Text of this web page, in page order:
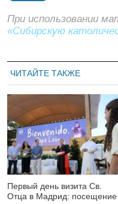
При использовании
«Сибирскую
ЧИТАЙТЕ ТАКЖЕ
Первый день визита Св.
Отца в Мадрид: посещение